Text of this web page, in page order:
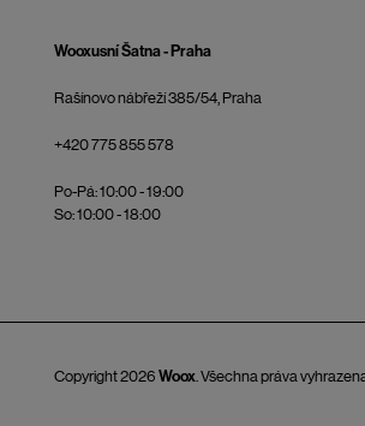
Wooxusní Šatna - Praha
Rašínovo nábřeží 385/54, Praha
+420 775 855 578
Po-Pá: 10:00 - 19:00
So: 10:00 - 18:00
Copyright 2026 Woox. Všechna práva